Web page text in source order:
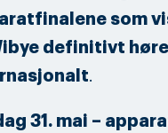
som
definitivt
.
31. mai –